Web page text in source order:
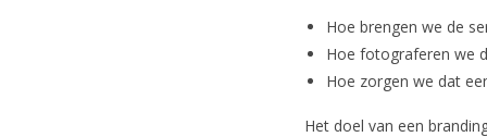
Hoe brengen we de
Hoe fotograferen we
Hoe zorgen we dat
Het doel van een